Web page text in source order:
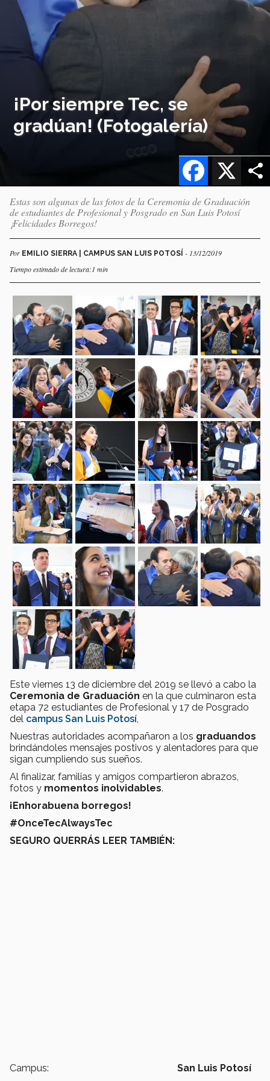
¡Por siempre Tec, se
gradúan! (Fotogalería)
X
Facebook
Estas son algunas de las fotos de la Ceremonia de Graduación
de estudiantes de Profesional y Posgrado en San Luis Potosí
¡Felicidades Borregos!
Por EMILIO SIERRA | CAMPUS SAN LUIS POTOSÍ - 13/12/2019
Tiempo estimado de lectura:1 min
Este viernes 13 de diciembre del 2019 se llevó a cabo la
Ceremonia de Graduación en la que culminaron esta
etapa 72 estudiantes de Profesional y 17 de Posgrado
del campus San Luis Potosí
Nuestras autoridades acompañaron a los graduandos
brindándoles mensajes postivos y alentadores para que
sigan cumpliendo sus sueños.
Al finalizar, familias y amigos compartieron abrazos,
fotos y momentos inolvidables.
¡Enhorabuena borregos!
#OnceTecAlwaysTec
SEGURO QUERRÁS LEER TAMBIÉN:
Campus: San Luis Potosí